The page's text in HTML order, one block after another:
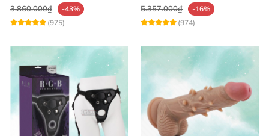
3.860.000₫
-43%
(975)
5.357.000₫
-16%
(974)